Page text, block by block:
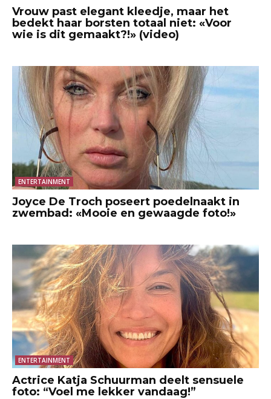
Vrouw past elegant kleedje, maar het
bedekt haar borsten totaal niet: «Voor
wie is dit gemaakt?!» (video)
ENTERTAINMENT
Joyce De Troch poseert poedelnaakt in
zwembad: «Mooie en gewaagde foto!»
ENTERTAINMENT
Actrice Katja Schuurman deelt sensuele
foto: “Voel me lekker vandaag!”